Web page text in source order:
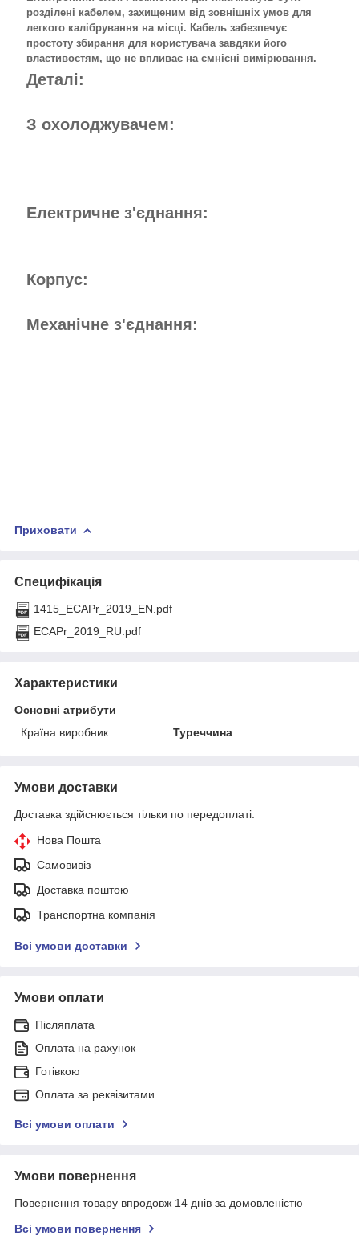
розділені кабелем, захищеним від зовнішніх умов для
легкого калібрування на місці. Кабель забезпечує
простоту збирання для користувача завдяки його
властивостям, що не впливає на ємнісні вимірювання.
Деталі:
З охолоджувачем:
Електричне з'єднання:
Корпус:
Механічне з'єднання:
Приховати
Специфікація
1415_ECAPr_2019_EN.pdf
ECAPr_2019_RU.pdf
Характеристики
Основні атрибути
Країна виробник
Туреччина
Умови доставки
Доставка здійснюється тільки по передоплаті.
Нова Пошта
Самовивіз
Доставка поштою
Транспортна компанія
Всі умови доставки
Умови оплати
Післяплата
Оплата на рахунок
Готівкою
Оплата за реквізитами
Всі умови оплати
Умови повернення
Повернення товару впродовж 14 днів за домовленістю
Всі умови повернення